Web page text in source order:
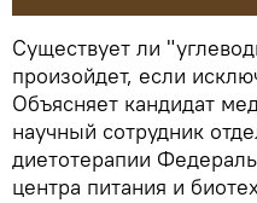
Существует ли
произойдет, если
Объясняет кандидат
научный сотрудник
диетотерапии
центра питания и